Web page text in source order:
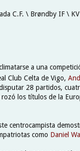
C.F. \ Brøndby IF \
a una
Club Celta de Vigo,
28 partidos,
los títulos de la
centrocampista
como Daniel